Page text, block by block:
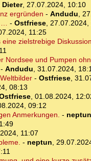
Dieter, 27.07.2024, 10:10
ergründen - Andudu,
… - Ostfriese, 27.07.2024,
11:25
zielstrebige
Nordsee und Pumpen
- Andudu, 31.07.2024,
- Ostfriese,
08:13
, 01.08.2024,
09:12
Anmerkungen. - neptun
11:07
- neptun,